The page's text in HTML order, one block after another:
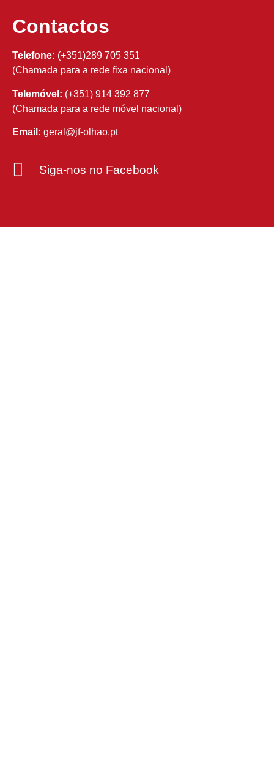
Contactos
Telefone: (+351)289 705 351
(Chamada para a rede fixa nacional)
Telemóvel: (+351) 914 392 877
(Chamada para a rede móvel nacional)
Email: geral@jf-olhao.pt
Siga-nos no Facebook